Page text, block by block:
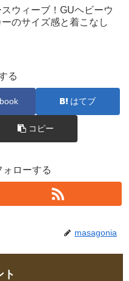
ウィーブ！GUヘビーウ
のサイズ感と着こなし
る
はてブ
コピー
ローする
masagonia
ト